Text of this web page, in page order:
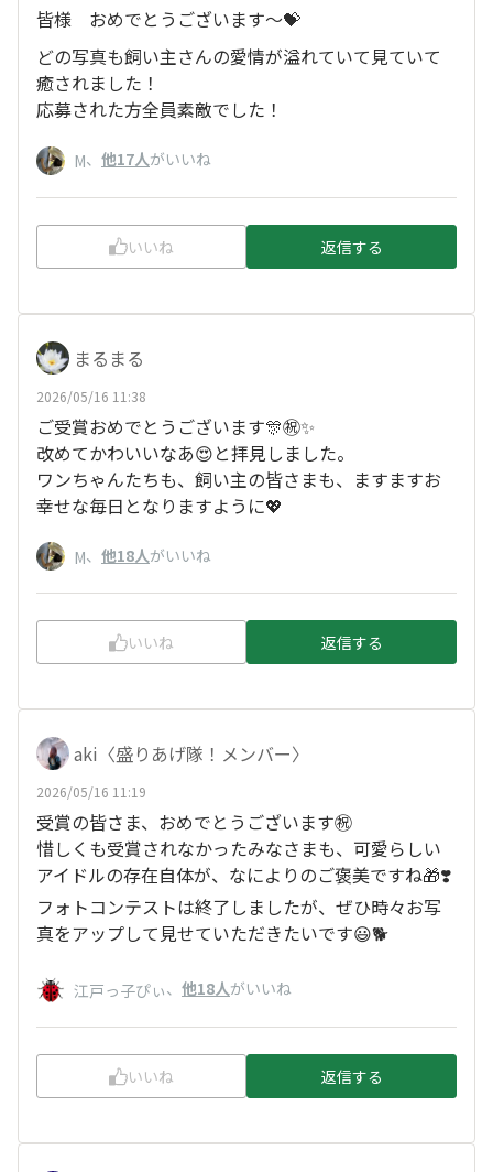
皆様 おめでとうございます～💝
どの写真も飼い主さんの愛情が溢れていて見ていて
癒されました！
応募された方全員素敵でした！
M、 他17人がいいね
いいね 返信する
まるまる
2026/05/16 11:38
ご受賞おめでとうございます🎊㊗️✨
改めてかわいいなあ😍と拝見しました。
ワンちゃんたちも、飼い主の皆さまも、ますますお
幸せな毎日となりますように💖
M、 他18人がいいね
いいね 返信する
aki〈盛りあげ隊！メンバー〉
2026/05/16 11:19
受賞の皆さま、おめでとうございます㊗️
惜しくも受賞されなかったみなさまも、可愛らしい
アイドルの存在自体が、なによりのご褒美ですね🎁❣️
フォトコンテストは終了しましたが、ぜひ時々お写
真をアップして見せていただきたいです😃🐕
江戸っ子ぴぃ、 他18人がいいね
いいね 返信する